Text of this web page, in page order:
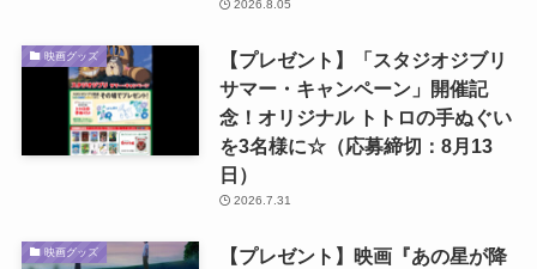
2026.8.05
映画グッズ
【プレゼント】「スタジオジブリ
サマー・キャンペーン」開催記
念！オリジナル トトロの手ぬぐい
を3名様に☆（応募締切：8月13
日）
2026.7.31
映画グッズ
【プレゼント】映画『あの星が降